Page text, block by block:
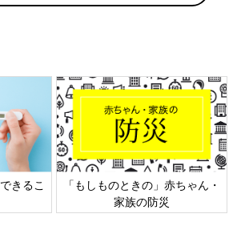
会リーフレッ
六星占術 細木かおりさん
相談